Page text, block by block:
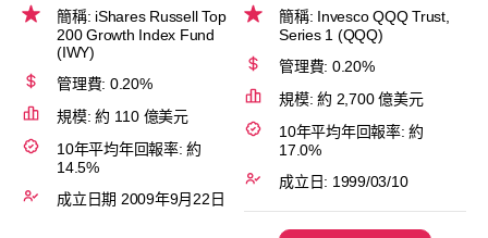
簡稱: iShares Russell Top
200 Growth Index Fund
(IWY)
管理費: 0.20%
規模: 約 110 億美元
10年平均年回報率: 約
14.5%
成立日期 2009年9月22日
簡稱: Invesco QQQ Trust,
Series 1 (QQQ)
管理費: 0.20%
規模: 約 2,700 億美元
10年平均年回報率: 約
17.0%
成立日: 1999/03/10